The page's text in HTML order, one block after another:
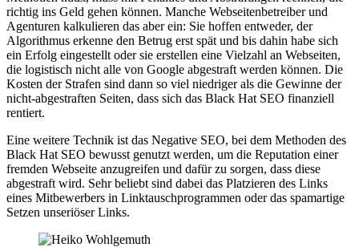
richtig ins Geld gehen können. Manche Webseitenbetreiber und
Agenturen kalkulieren das aber ein: Sie hoffen entweder, der
Algorithmus erkenne den Betrug erst spät und bis dahin habe sich
ein Erfolg eingestellt oder sie erstellen eine Vielzahl an Webseiten,
die logistisch nicht alle von Google abgestraft werden können. Die
Kosten der Strafen sind dann so viel niedriger als die Gewinne der
nicht-abgestraften Seiten, dass sich das Black Hat SEO finanziell
rentiert.
Eine weitere Technik ist das Negative SEO, bei dem Methoden des
Black Hat SEO bewusst genutzt werden, um die Reputation einer
fremden Webseite anzugreifen und dafür zu sorgen, dass diese
abgestraft wird. Sehr beliebt sind dabei das Platzieren des Links
eines Mitbewerbers in Linktauschprogrammen oder das spamartige
Setzen unseriöser Links.